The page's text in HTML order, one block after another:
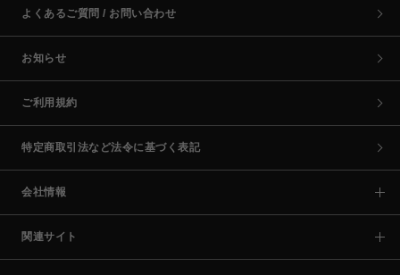
よくあるご質問 / お問い合わせ
お知らせ
ご利用規約
特定商取引法など法令に基づく表記
会社情報
関連サイト